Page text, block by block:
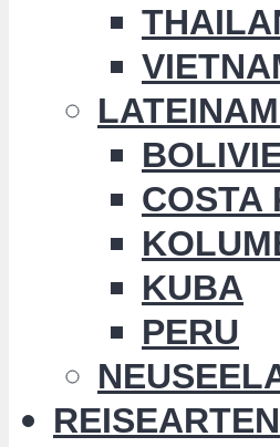
COSTA
KUBA
PERU
REISEARTEN